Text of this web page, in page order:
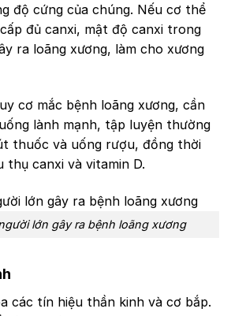
độ cứng của chúng. Nếu cơ thể
đủ canxi, mật độ canxi trong
ra loãng xương, làm cho xương
cơ mắc bệnh loãng xương, cần
lành mạnh, tập luyện thường
thuốc và uống rượu, đồng thời
thụ canxi và vitamin D.
lớn gây ra bệnh loãng xương
các tín hiệu thần kinh và cơ bắp.